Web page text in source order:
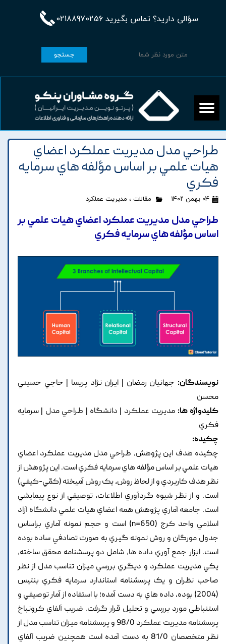
سؤالی دارید؟ تماس بگیرید 02188970256
جستجو
طراحي مدل مديريت عملکرد اعضاي
هيات علمي بر اساس مؤلفه هاي سرمايه
فکري
۰۴ بهمن ۱۴۰۲ مقالات ، مدیریت عملکرد
طراحي مدل مديريت عملکرد اعضاي هيات علمي بر
اساس مؤلفه هاي سرمايه فکري
نویسندگان: جهانيان رمضان | ايران نژاد پريسا | حاجي حسيني
محسن
کلیدواژه ها: مديريت عملکرد | دانشگاه | طراحي مدل | سرمايه
فکري
چکیده:
چکيده هدف اين پژوهش, طراحي مدل مديريت عملکرد اعضاي
هيات علمي بر اساس مؤلفه هاي سرمايه فکري است. اين پژوهش از
نظر هدف کاربردي و از لحاظ روش, يک روش آميخته (کمّي-کيفي)
است. و از نظر شيوه گردآوري اطلاعات, توصيفي از نوع پيمايشي
است. جامعه آماري پژوهش همه اعضاي هيات علمي دانشگاه آزاد
اسلامي واحد کرج (n=650) است و حجم نمونه آماري براساس
جدول مورگان و روش نمونه گيري به صورت تصادفي ساده بوده
است. ابزار جمع آوري داده ها, شامل دو پرسشنامه محقق ساخته,
يکي مديريت عملکرد و ديگري بررسي ميزان تناسب مدل از نظر
صاحب نظران و يک پرسشنامه استاندارد سرمايه فکري بنتيس
(2004) بوده, داده هاي به دست آمده؛ با استفاده از آمار توصيفي و
استنباطي مورد بررسي و تحليل قرار گرفت. ضريب آلفاي کرونباخ
پرسشنامه مديريت عملکرد 98/0 و پرسشنامه ميزان تناسب مدل از
نظر متخصصان 81/0 به دست آمده است همچنين ضريب آلفاي